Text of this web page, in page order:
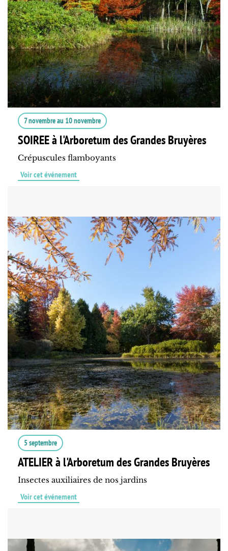
7 novembreau 10 novembre
SOIREE à l'Arboretum des Grandes Bruyères
Crépuscules flamboyants
Voir cet événement
5 septembre
ATELIER à l'Arboretum des Grandes Bruyères
Insectes auxiliaires de nos jardins
Voir cet événement